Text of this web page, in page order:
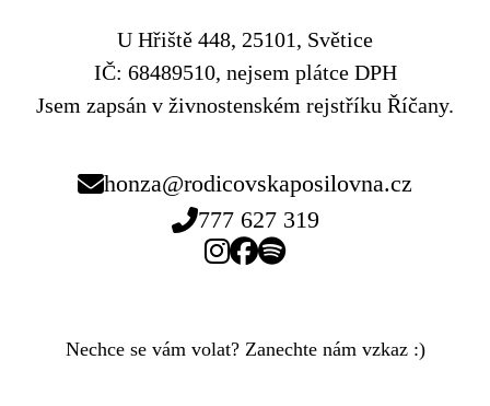
U Hřiště 448, 25101, Světice
IČ: 68489510, nejsem plátce DPH
Jsem zapsán v živnostenském rejstříku Říčany.
honza@rodicovskaposilovna.cz
777 627 319
Nechce se vám volat? Zanechte nám vzkaz :)